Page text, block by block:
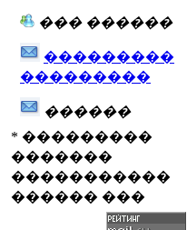
��� ������
���������
���������
������
* ���������
�������
�����������
������ ���